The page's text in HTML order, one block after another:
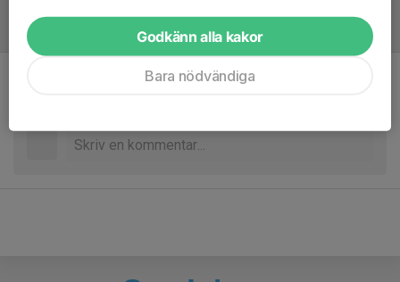
Referat Godkänn alla kakor
Bara nödvändiga